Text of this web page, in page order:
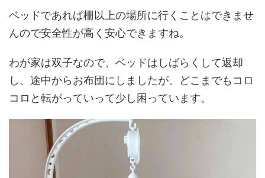
ベッドであれば柵以上の場所に行くことはできませ
んので安全性が高く安心できますね。
わが家は双子なので、ベッドはしばらくして返却
し、途中からお布団にしましたが、どこまでもコロ
コロと転がっていって少し困っています。